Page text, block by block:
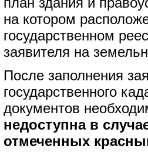
на котором
государственном
заявителя на
После заполнения
государственного
документов
недоступна в
отмеченных